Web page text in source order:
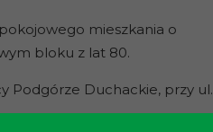
mieszkania o
bloku z lat 80.
Podgórze Duchackie, przy ul.